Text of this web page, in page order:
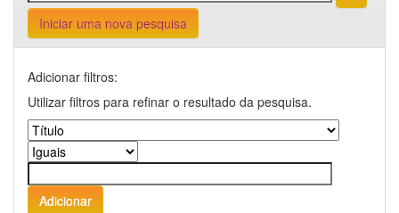
Iniciar uma nova pesquisa
Adicionar filtros:
Utilizar filtros para refinar o resultado da pesquisa.